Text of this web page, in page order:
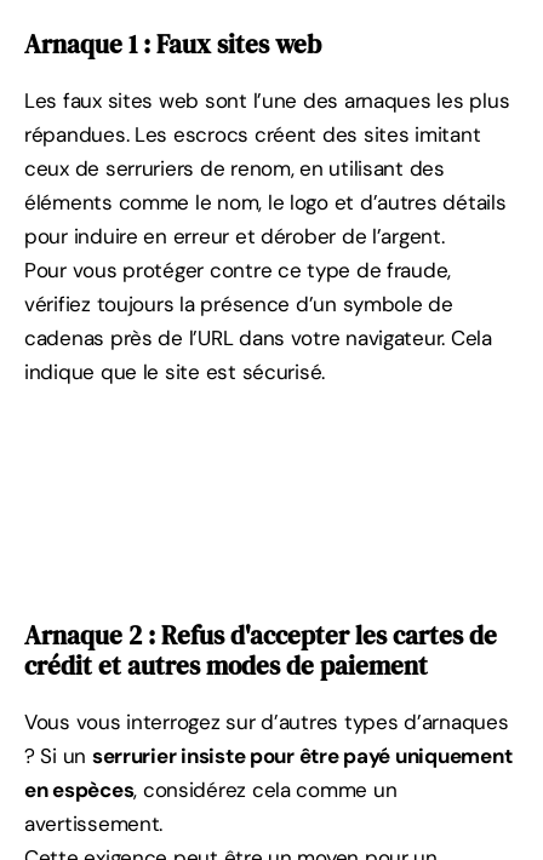
Arnaque 1 : Faux sites web
Les faux sites web sont l’une des arnaques les plus
répandues. Les escrocs créent des sites imitant
ceux de serruriers de renom, en utilisant des
éléments comme le nom, le logo et d’autres détails
pour induire en erreur et dérober de l’argent.
Pour vous protéger contre ce type de fraude,
vérifiez toujours la présence d’un symbole de
cadenas près de l’URL dans votre navigateur. Cela
indique que le site est sécurisé.
Arnaque 2 : Refus d'accepter les cartes de
crédit et autres modes de paiement
Vous vous interrogez sur d’autres types d’arnaques
? Si un serrurier insiste pour être payé uniquement
en espèces, considérez cela comme un
avertissement.